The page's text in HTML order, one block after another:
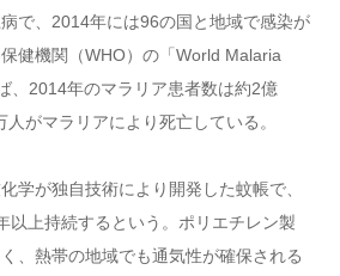
で、2014年には96の国と地域で感染が
健機関（WHO）の「World Malaria
、2014年のマラリア患者数は約2億
がマラリアにより死亡している。
学が独自技術により開発した蚊帳で、
以上持続するという。ポリエチレン製
、熱帯の地域でも通気性が確保される